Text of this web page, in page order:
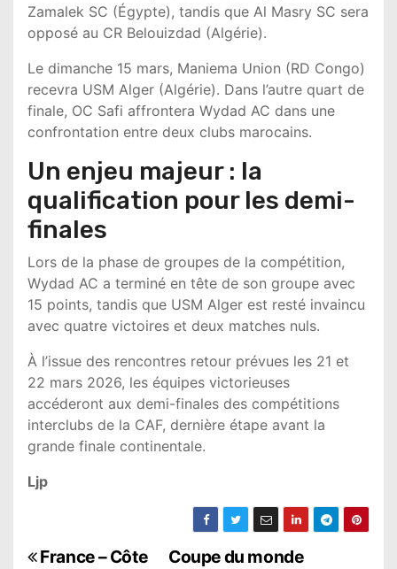
Zamalek SC (Égypte), tandis que Al Masry SC sera
opposé au CR Belouizdad (Algérie).
Le dimanche 15 mars, Maniema Union (RD Congo)
recevra USM Alger (Algérie). Dans l’autre quart de
finale, OC Safi affrontera Wydad AC dans une
confrontation entre deux clubs marocains.
Un enjeu majeur : la
qualification pour les demi-
finales
Lors de la phase de groupes de la compétition,
Wydad AC a terminé en tête de son groupe avec
15 points, tandis que USM Alger est resté invaincu
avec quatre victoires et deux matches nuls.
À l’issue des rencontres retour prévues les 21 et
22 mars 2026, les équipes victorieuses
accéderont aux demi-finales des compétitions
interclubs de la CAF, dernière étape avant la
grande finale continentale.
Ljp
Coupe du monde
France – Côte